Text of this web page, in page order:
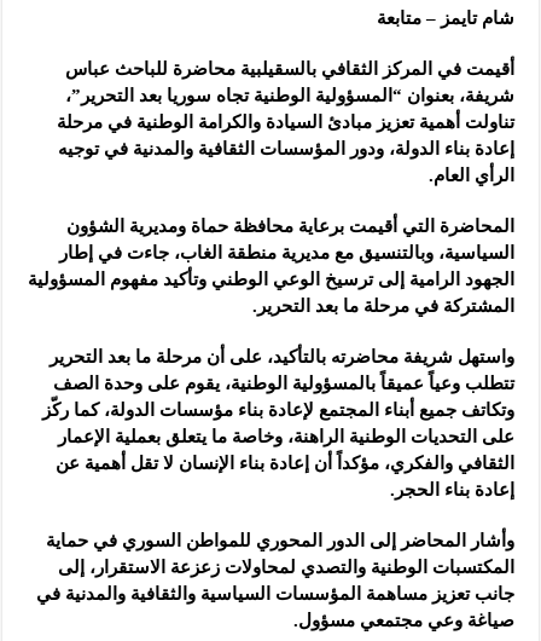
شام تايمز – متابعة
أقيمت في المركز الثقافي بالسقيلبية محاضرة للباحث عباس
شريفة، بعنوان “المسؤولية الوطنية تجاه سوريا بعد التحرير”،
تناولت أهمية تعزيز مبادئ السيادة والكرامة الوطنية في مرحلة
إعادة بناء الدولة، ودور المؤسسات الثقافية والمدنية في توجيه
الرأي العام.
المحاضرة التي أقيمت برعاية محافظة حماة ومديرية الشؤون
السياسية، وبالتنسيق مع مديرية منطقة الغاب، جاءت في إطار
الجهود الرامية إلى ترسيخ الوعي الوطني وتأكيد مفهوم المسؤولية
المشتركة في مرحلة ما بعد التحرير.
واستهل شريفة محاضرته بالتأكيد، على أن مرحلة ما بعد التحرير
تتطلب وعياً عميقاً بالمسؤولية الوطنية، يقوم على وحدة الصف
وتكاتف جميع أبناء المجتمع لإعادة بناء مؤسسات الدولة، كما ركّز
على التحديات الوطنية الراهنة، وخاصة ما يتعلق بعملية الإعمار
الثقافي والفكري، مؤكداً أن إعادة بناء الإنسان لا تقل أهمية عن
إعادة بناء الحجر.
وأشار المحاضر إلى الدور المحوري للمواطن السوري في حماية
المكتسبات الوطنية والتصدي لمحاولات زعزعة الاستقرار، إلى
جانب تعزيز مساهمة المؤسسات السياسية والثقافية والمدنية في
صياغة وعي مجتمعي مسؤول.